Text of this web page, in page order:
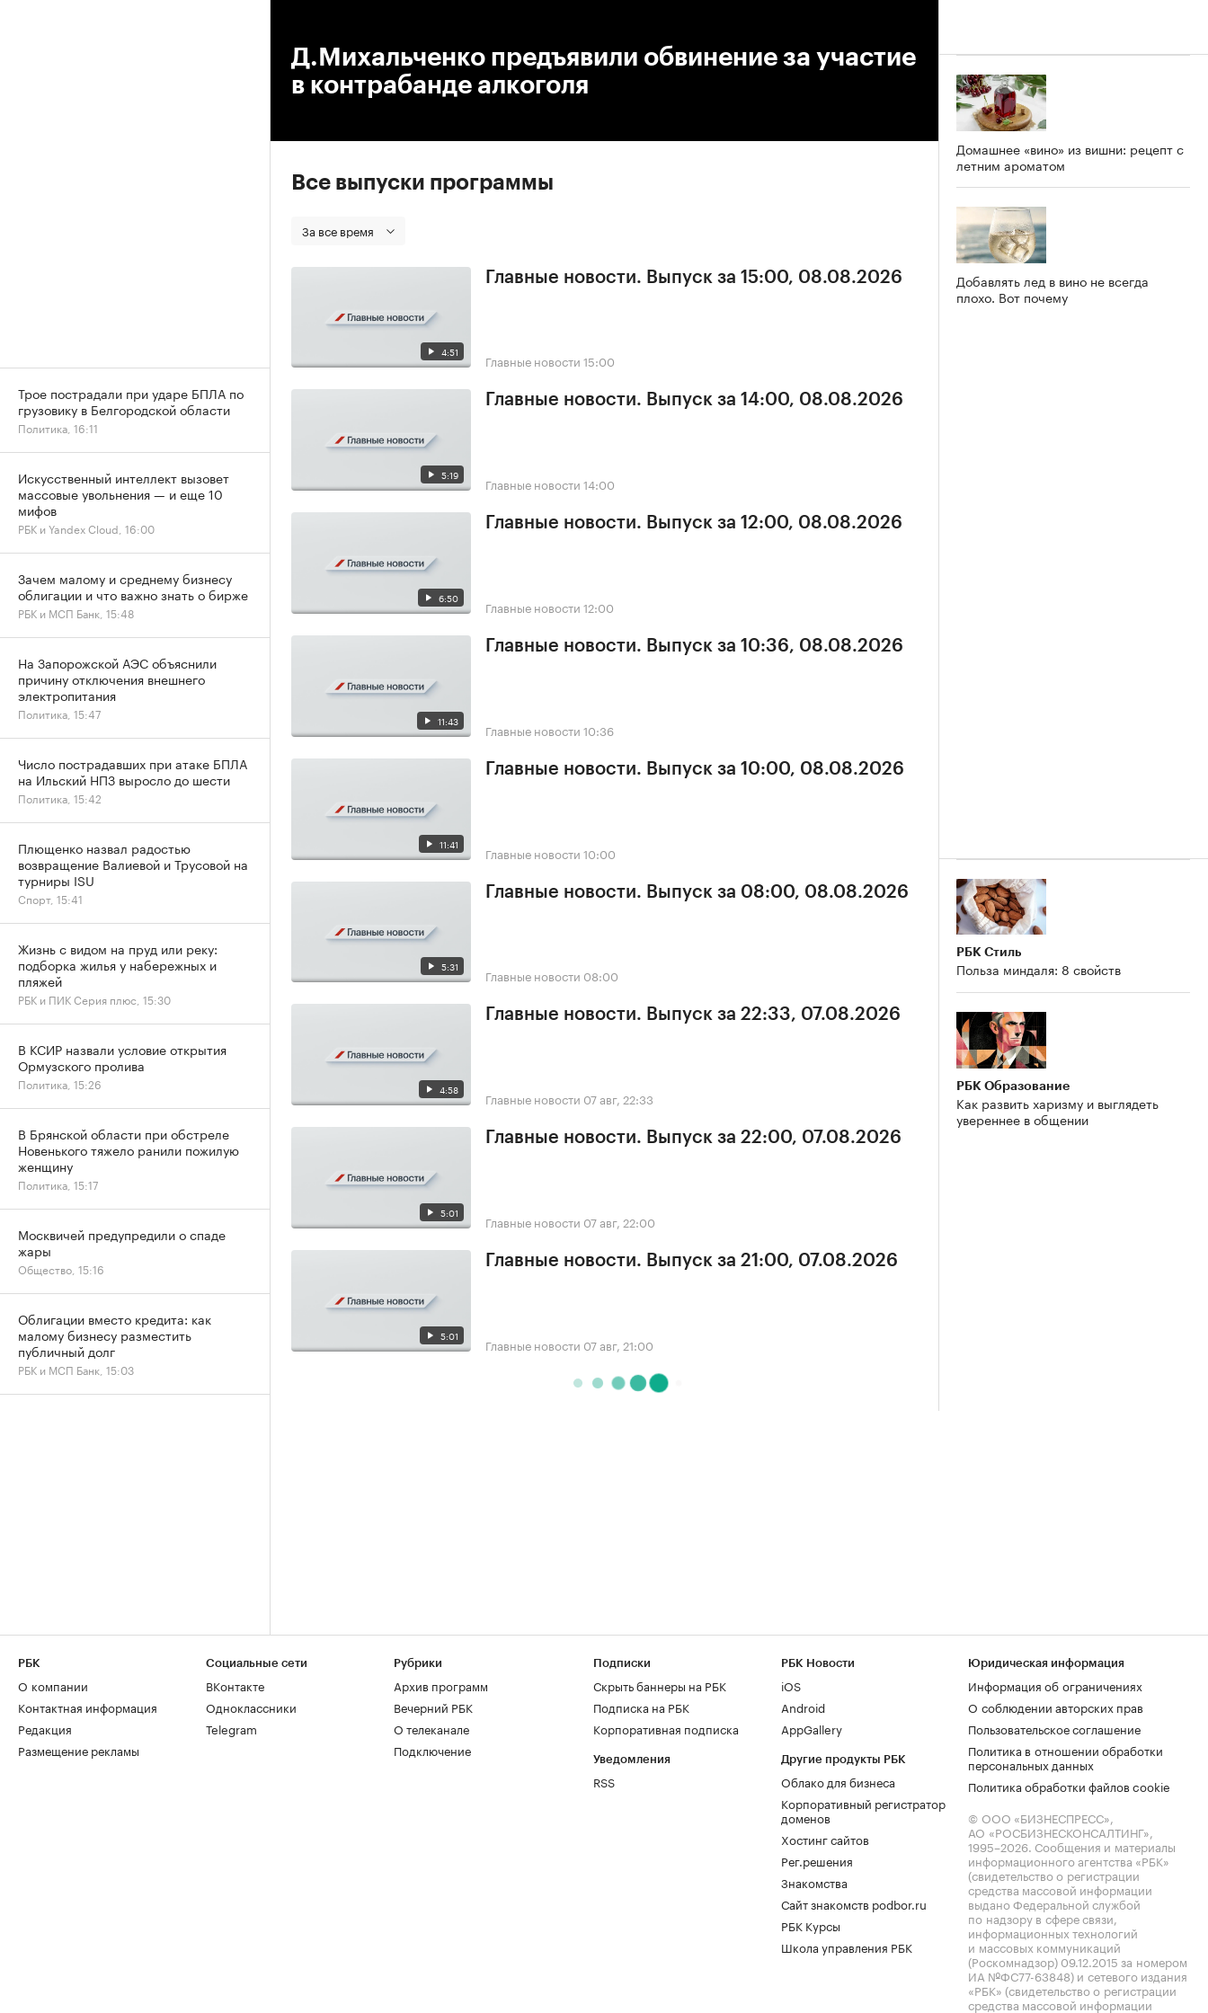
Д.Михальченко предъявили обвинение за участие
в контрабанде алкоголя
Все выпуски программы
За все время
4:51
Главные новости. Выпуск за 15:00, 08.08.2026
Главные новости 15:00
5:19
Главные новости. Выпуск за 14:00, 08.08.2026
Главные новости 14:00
6:50
Главные новости. Выпуск за 12:00, 08.08.2026
Главные новости 12:00
11:43
Главные новости. Выпуск за 10:36, 08.08.2026
Главные новости 10:36
11:41
Главные новости. Выпуск за 10:00, 08.08.2026
Главные новости 10:00
5:31
Главные новости. Выпуск за 08:00, 08.08.2026
Главные новости 08:00
4:58
Главные новости. Выпуск за 22:33, 07.08.2026
Главные новости 07 авг, 22:33
5:01
Главные новости. Выпуск за 22:00, 07.08.2026
Главные новости 07 авг, 22:00
5:01
Главные новости. Выпуск за 21:00, 07.08.2026
Главные новости 07 авг, 21:00
Домашнее «вино» из вишни: рецепт с
летним ароматом
Добавлять лед в вино не всегда
плохо. Вот почему
РБК Стиль
Польза миндаля: 8 свойств
РБК Образование
Как развить харизму и выглядеть
увереннее в общении
Трое пострадали при ударе БПЛА по
грузовику в Белгородской области
Политика, 16:11
Искусственный интеллект вызовет
массовые увольнения — и еще 10
мифов
РБК и Yandex Cloud, 16:00
Зачем малому и среднему бизнесу
облигации и что важно знать о бирже
РБК и МСП Банк, 15:48
На Запорожской АЭС объяснили
причину отключения внешнего
электропитания
Политика, 15:47
Число пострадавших при атаке БПЛА
на Ильский НПЗ выросло до шести
Политика, 15:42
Плющенко назвал радостью
возвращение Валиевой и Трусовой на
турниры ISU
Спорт, 15:41
Жизнь с видом на пруд или реку:
подборка жилья у набережных и
пляжей
РБК и ПИК Серия плюс, 15:30
В КСИР назвали условие открытия
Ормузского пролива
Политика, 15:26
В Брянской области при обстреле
Новенького тяжело ранили пожилую
женщину
Политика, 15:17
Москвичей предупредили о спаде
жары
Общество, 15:16
Облигации вместо кредита: как
малому бизнесу разместить
публичный долг
РБК и МСП Банк, 15:03
РБК
О компании
Контактная информация
Редакция
Размещение рекламы
Социальные сети
ВКонтакте
Одноклассники
Telegram
Рубрики
Архив программ
Вечерний РБК
О телеканале
Подключение
Подписки
Скрыть баннеры на РБК
Подписка на РБК
Корпоративная подписка
Уведомления
RSS
РБК Новости
iOS
Android
AppGallery
Другие продукты РБК
Облако для бизнеса
Корпоративный регистратор
доменов
Хостинг сайтов
Рег.решения
Знакомства
Сайт знакомств podbor.ru
РБК Курсы
Школа управления РБК
Юридическая информация
Информация об ограничениях
О соблюдении авторских прав
Пользовательское соглашение
Политика в отношении обработки
персональных данных
Политика обработки файлов cookie
© ООО «БИЗНЕСПРЕСС»,
АО «РОСБИЗНЕСКОНСАЛТИНГ»,
1995–2026. Сообщения и материалы
информационного агентства «РБК»
(свидетельство о регистрации
средства массовой информации
выдано Федеральной службой
по надзору в сфере связи,
информационных технологий
и массовых коммуникаций
(Роскомнадзор) 09.12.2015 за номером
ИА №ФС77-63848) и сетевого издания
«РБК» (свидетельство о регистрации
средства массовой информации